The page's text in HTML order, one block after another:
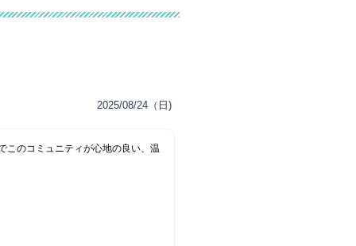
2025/08/24（日)
このコミュニティが心地の良い、温